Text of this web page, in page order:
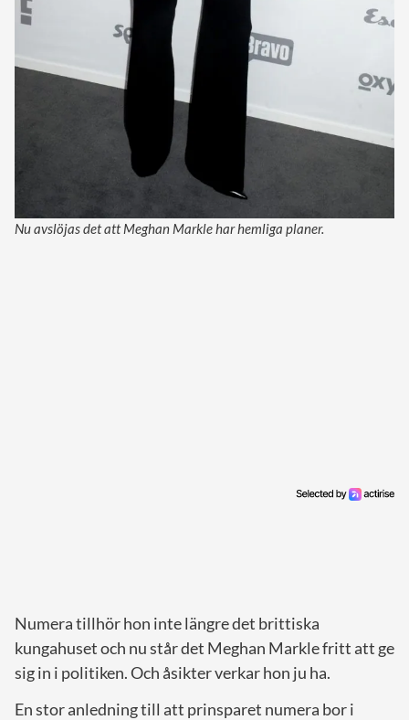
Nu avslöjas det att Meghan Markle har hemliga planer.
Numera tillhör hon inte längre det brittiska
kungahuset och nu står det Meghan Markle fritt att ge
sig in i politiken. Och åsikter verkar hon ju ha.
En stor anledning till att prinsparet numera bor i